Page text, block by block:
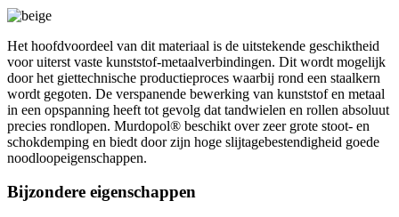
Het hoofdvoordeel van dit materiaal is de uitstekende geschiktheid
voor uiterst vaste kunststof-metaalverbindingen. Dit wordt mogelijk
door het giettechnische productieproces waarbij rond een staalkern
wordt gegoten. De verspanende bewerking van kunststof en metaal
in een opspanning heeft tot gevolg dat tandwielen en rollen absoluut
precies rondlopen. Murdopol® beschikt over zeer grote stoot- en
schokdemping en biedt door zijn hoge slijtagebestendigheid goede
noodloopeigenschappen.
Bijzondere eigenschappen